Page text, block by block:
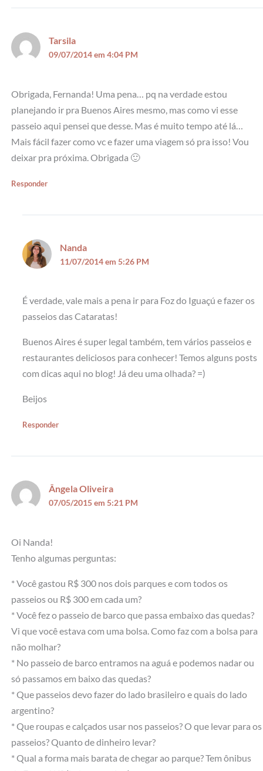
Tarsila
09/07/2014 em 4:04 PM
Obrigada, Fernanda! Uma pena… pq na verdade estou
planejando ir pra Buenos Aires mesmo, mas como vi esse
passeio aqui pensei que desse. Mas é muito tempo até lá…
Mais fácil fazer como vc e fazer uma viagem só pra isso! Vou
deixar pra próxima. Obrigada 🙂
Responder
Nanda
11/07/2014 em 5:26 PM
É verdade, vale mais a pena ir para Foz do Iguaçú e fazer os
passeios das Cataratas!
Buenos Aires é super legal também, tem vários passeios e
restaurantes deliciosos para conhecer! Temos alguns posts
com dicas aqui no blog! Já deu uma olhada? =)
Beijos
Responder
Ângela Oliveira
07/05/2015 em 5:21 PM
Oi Nanda!
Tenho algumas perguntas:
* Você gastou R$ 300 nos dois parques e com todos os
passeios ou R$ 300 em cada um?
* Você fez o passeio de barco que passa embaixo das quedas?
Vi que você estava com uma bolsa. Como faz com a bolsa para
não molhar?
* No passeio de barco entramos na aguá e podemos nadar ou
só passamos em baixo das quedas?
* Que passeios devo fazer do lado brasileiro e quais do lado
argentino?
* Que roupas e calçados usar nos passeios? O que levar para os
passeios? Quanto de dinheiro levar?
* Qual a forma mais barata de chegar ao parque? Tem ônibus